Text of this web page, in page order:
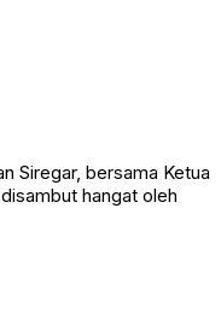
Siregar, bersama Ketua
hangat oleh